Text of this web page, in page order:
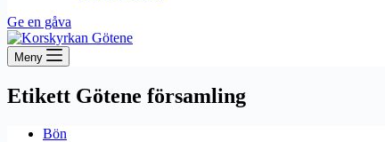
Ge en gåva
Meny
Etikett Götene församling
Bön